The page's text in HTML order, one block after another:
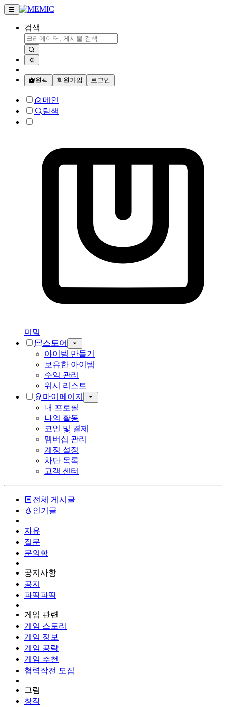
검색
원픽 회원가입 로그인
메인
탐색
미밐
스토어
아이템 만들기
보유한 아이템
수익 관리
위시 리스트
마이페이지
내 프로필
나의 활동
코인 및 결제
멤버십 관리
계정 설정
차단 목록
고객 센터
전체 게시글
인기글
자유
질문
문의함
공지사항
공지
파딱파딱
게임 관련
게임 스토리
게임 정보
게임 공략
게임 추천
협력작전 모집
그림
창작